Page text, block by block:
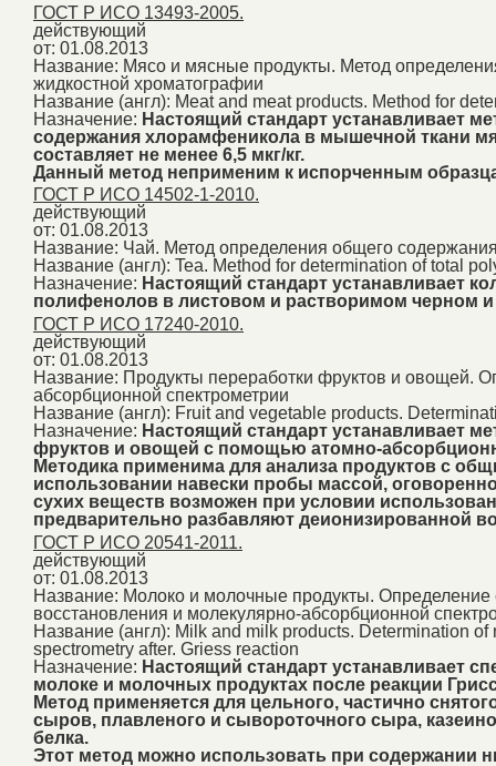
ГОСТ Р ИСО 13493-2005.
действующий
от: 01.08.2013
Название: Мясо и мясные продукты. Метод
жидкостной хроматографии
Название (англ): Meat and meat products. Method for
Назначение: Настоящий стандарт устанавливает
содержания хлорамфеникола в мышечной ткани
составляет не менее 6,5 мкг/кг.
Данный метод неприменим к испорченным
ГОСТ Р ИСО 14502-1-2010.
действующий
от: 01.08.2013
Название: Чай. Метод определения общего
Название (англ): Tea. Method for determination of total
Назначение: Настоящий стандарт устанавливает
полифенолов в листовом и растворимом черном
ГОСТ Р ИСО 17240-2010.
действующий
от: 01.08.2013
Название: Продукты переработки фруктов и овощей.
абсорбционной спектрометрии
Название (англ): Fruit and vegetable products.
Назначение: Настоящий стандарт устанавливает
фруктов и овощей с помощью атомно-
Методика применима для анализа продуктов с
использовании навески пробы массой,
сухих веществ возможен при условии
предварительно разбавляют деионизированной
ГОСТ Р ИСО 20541-2011.
действующий
от: 01.08.2013
Название: Молоко и молочные продукты.
восстановления и молекулярно-абсорбционной
Название (англ): Milk and milk products. Determination
spectrometry after. Griess reaction
Назначение: Настоящий стандарт устанавливает
молоке и молочных продуктах после реакции
Метод применяется для цельного, частично
сыров, плавленого и сывороточного сыра,
белка.
Этот метод можно использовать при содержании